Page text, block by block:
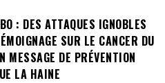
: DES ATTAQUES IGNOBLES
SUR LE CANCER DU
MESSAGE DE PRÉVENTION
LA HAINE